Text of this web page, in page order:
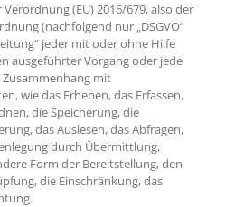
(EU) 2016/679, also der
(nachfolgend nur „DSGVO“
jeder mit oder ohne Hilfe
ausgeführter Vorgang oder jede
mit
wie das Erheben, das Erfassen,
die Speicherung, die
das Auslesen, das Abfragen,
durch Übermittlung,
Form der Bereitstellung, den
die Einschränkung, das